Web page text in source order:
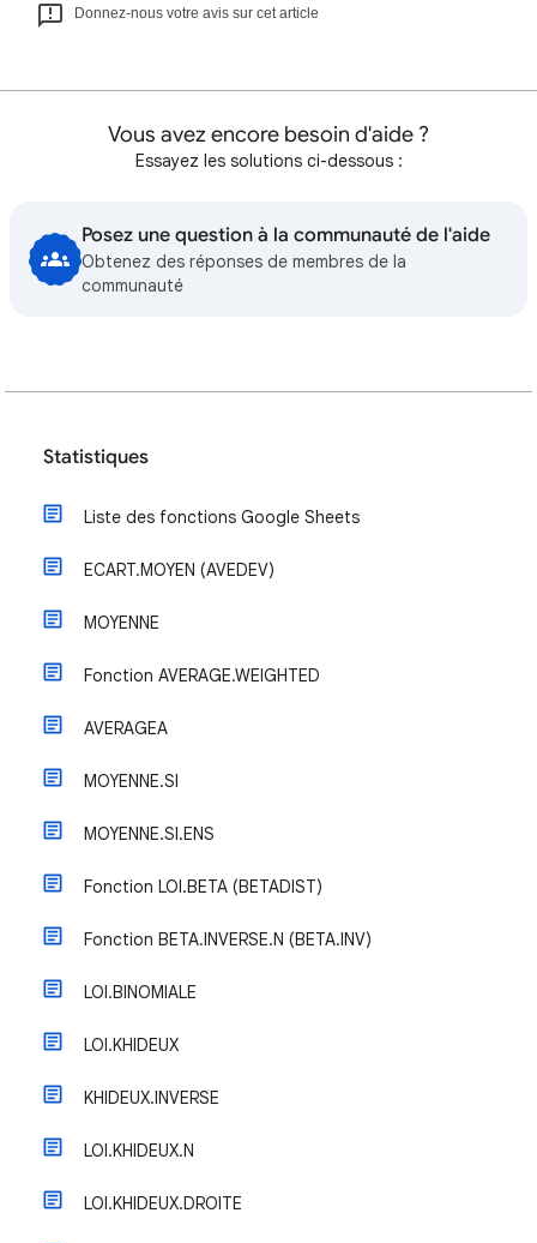
Donnez-nous votre avis sur cet article
Vous avez encore besoin d'aide ?
Essayez les solutions ci-dessous :
Posez une question à la communauté de l'aide
Obtenez des réponses de membres de la
communauté
Statistiques
Liste des fonctions Google Sheets
ECART.MOYEN (AVEDEV)
MOYENNE
Fonction AVERAGE.WEIGHTED
AVERAGEA
MOYENNE.SI
MOYENNE.SI.ENS
Fonction LOI.BETA (BETADIST)
Fonction BETA.INVERSE.N (BETA.INV)
LOI.BINOMIALE
LOI.KHIDEUX
KHIDEUX.INVERSE
LOI.KHIDEUX.N
LOI.KHIDEUX.DROITE